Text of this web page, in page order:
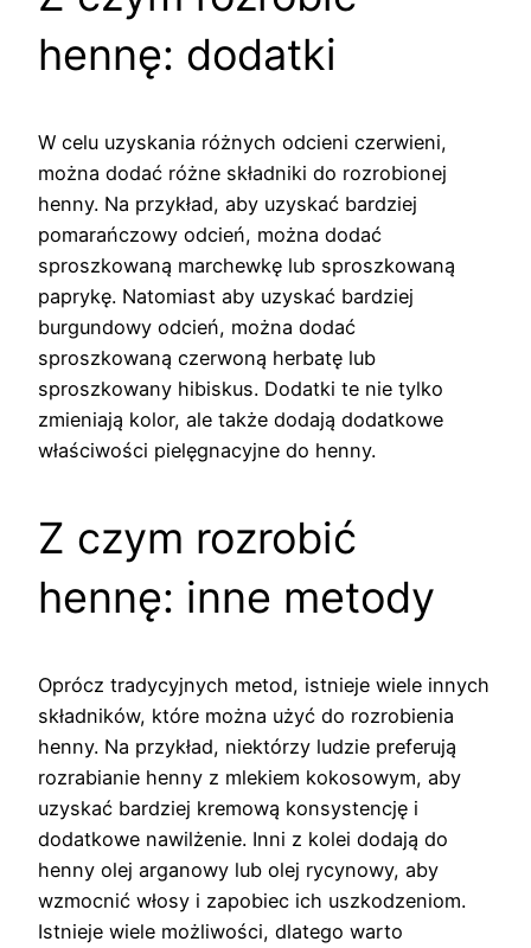
hennę: dodatki
W celu uzyskania różnych odcieni czerwieni,
można dodać różne składniki do rozrobionej
henny. Na przykład, aby uzyskać bardziej
pomarańczowy odcień, można dodać
sproszkowaną marchewkę lub sproszkowaną
paprykę. Natomiast aby uzyskać bardziej
burgundowy odcień, można dodać
sproszkowaną czerwoną herbatę lub
sproszkowany hibiskus. Dodatki te nie tylko
zmieniają kolor, ale także dodają dodatkowe
właściwości pielęgnacyjne do henny.
Z czym rozrobić
hennę: inne metody
Oprócz tradycyjnych metod, istnieje wiele innych
składników, które można użyć do rozrobienia
henny. Na przykład, niektórzy ludzie preferują
rozrabianie henny z mlekiem kokosowym, aby
uzyskać bardziej kremową konsystencję i
dodatkowe nawilżenie. Inni z kolei dodają do
henny olej arganowy lub olej rycynowy, aby
wzmocnić włosy i zapobiec ich uszkodzeniom.
Istnieje wiele możliwości, dlatego warto